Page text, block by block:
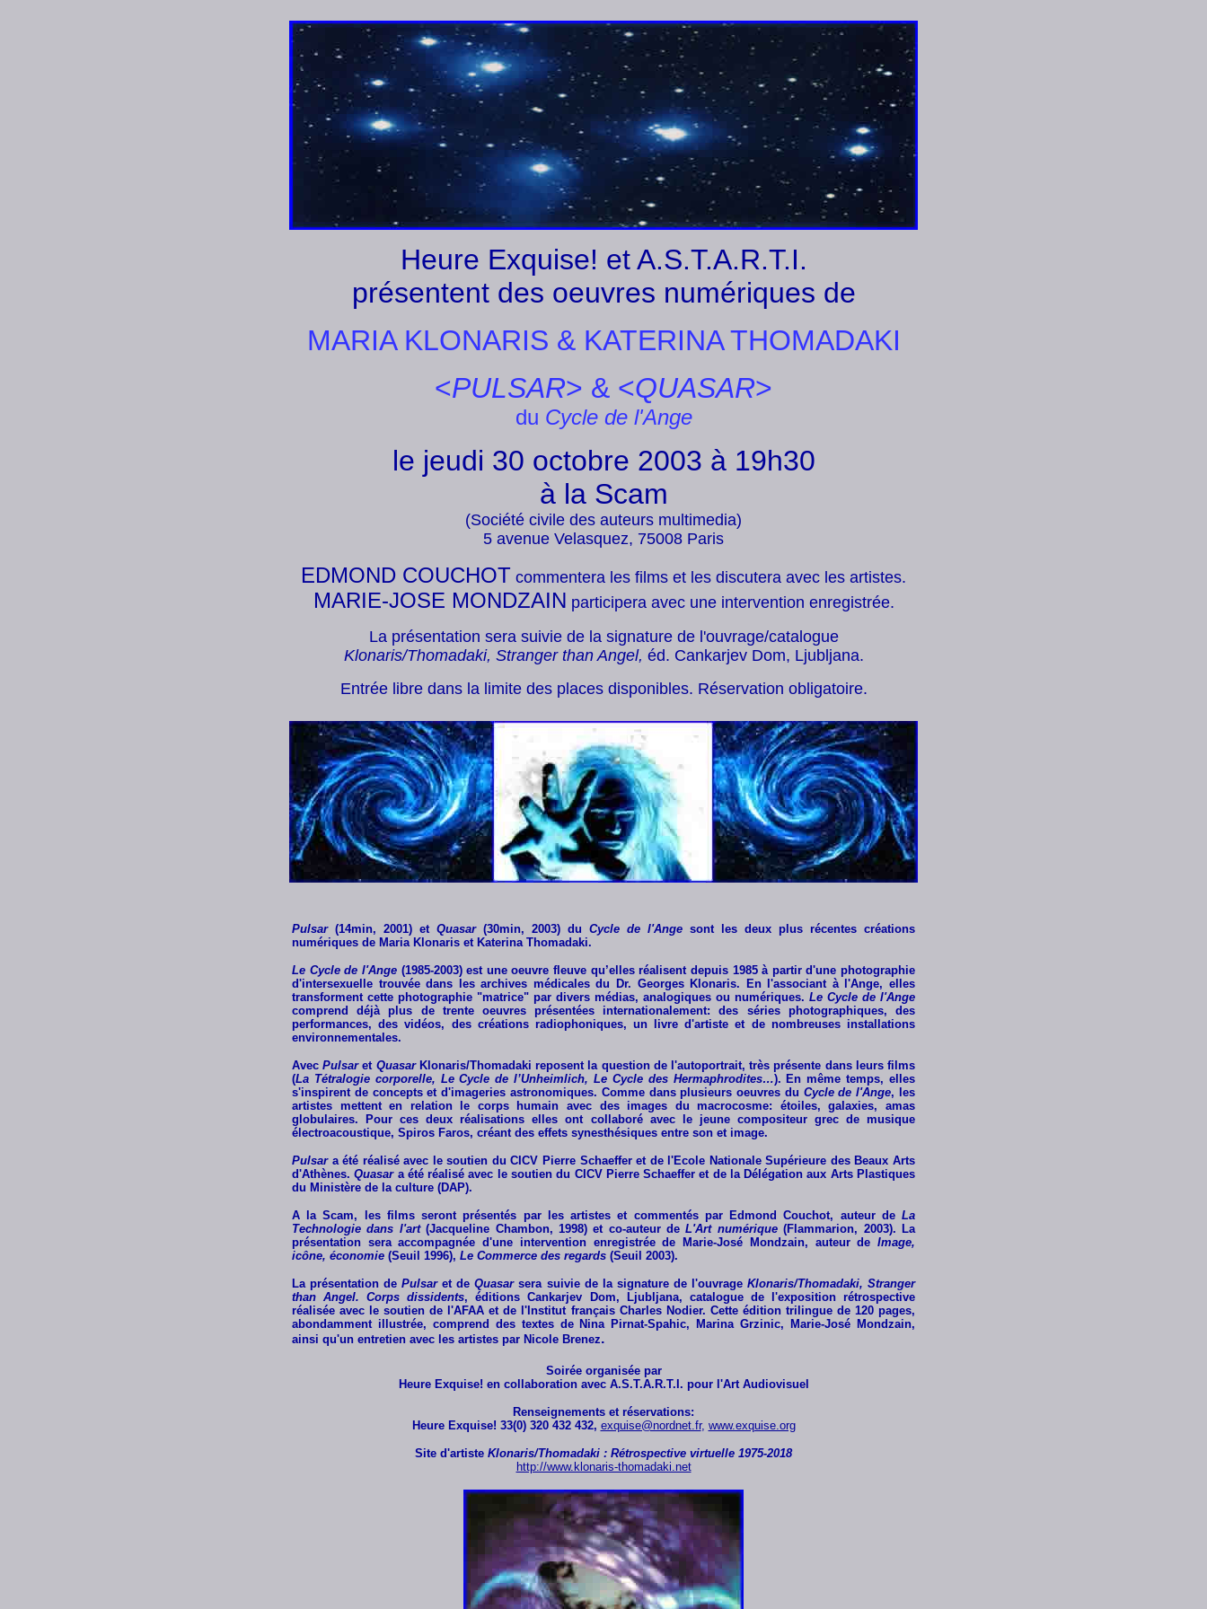
Heure Exquise! et A.S.T.A.R.T.I.
présentent des oeuvres numériques de
MARIA KLONARIS & KATERINA THOMADAKI
<PULSAR> & <QUASAR>
du Cycle de l'Ange
le jeudi 30 octobre 2003 à 19h30
à la Scam
(Société civile des auteurs multimedia)
5 avenue Velasquez, 75008 Paris
EDMOND COUCHOT commentera les films et les discutera avec les artistes.
MARIE-JOSE MONDZAIN participera avec une intervention enregistrée.
La présentation sera suivie de la signature de l'ouvrage/catalogue
Klonaris/Thomadaki, Stranger than Angel, éd. Cankarjev Dom, Ljubljana.
Entrée libre dans la limite des places disponibles. Réservation obligatoire.
Pulsar(14min, 2001) et Quasar(30min, 2003) du Cycle de l'Ange sont les deux plus récentes créations
numériques de Maria Klonaris et Katerina Thomadaki.
Le Cycle de l'Ange(1985-2003) est une oeuvre fleuve qu’elles réalisent depuis 1985 à partir d'une photographie
d'intersexuelle trouvée dans les archives médicales du Dr. Georges Klonaris. En l'associant à l'Ange, elles
transforment cette photographie "matrice" par divers médias, analogiques ou numériques. Le Cycle de l'Ange
comprend déjà plus de trente oeuvres présentées internationalement: des séries photographiques, des
performances, des vidéos, des créations radiophoniques, un livre d'artiste et de nombreuses installations
environnementales.
AvecPulsaret QuasarKlonaris/Thomadaki reposent la question de l'autoportrait, très présente dans leurs films
(La Tétralogie corporelle, Le Cycle de l’Unheimlich, Le Cycle des Hermaphrodites…). En même temps, elles
s'inspirent de concepts et d'imageries astronomiques. Comme dans plusieurs oeuvres du Cycle de l'Ange, les
artistes mettent en relation le corps humain avec des images du macrocosme: étoiles, galaxies, amas
globulaires. Pour ces deux réalisations elles ont collaboré avec le jeune compositeur grec de musique
électroacoustique, Spiros Faros, créant des effets synesthésiques entre son et image.
Pulsara été réalisé avec le soutien du CICV Pierre Schaeffer et de l'Ecole Nationale Supérieure des Beaux Arts
d'Athènes.Quasara été réalisé avec le soutien du CICV Pierre Schaeffer et de la Délégation aux Arts Plastiques
du Ministère de la culture (DAP).
A la Scam, les films seront présentés par les artistes et commentés par Edmond Couchot, auteur de La
Technologie dans l'art(Jacqueline Chambon, 1998) et co-auteur deL'Art numérique(Flammarion, 2003). La
présentation sera accompagnée d'une intervention enregistrée de Marie-José Mondzain, auteur de Image,
icône, économie (Seuil 1996), Le Commerce des regards (Seuil 2003).
La présentation dePulsaret deQuasarsera suivie de la signature de l'ouvrage Klonaris/Thomadaki, Stranger
than Angel. Corps dissidents, éditions Cankarjev Dom, Ljubljana, catalogue de l'exposition rétrospective
réalisée avec le soutien de l'AFAA et de l'Institut français Charles Nodier. Cette édition trilingue de 120 pages,
abondamment illustrée, comprend des textes de Nina Pirnat-Spahic, Marina Grzinic, Marie-José Mondzain,
ainsi qu'un entretien avec les artistes par Nicole Brenez.
Soirée organisée par
Heure Exquise! en collaboration avec A.S.T.A.R.T.I. pour l'Art Audiovisuel
Renseignements et réservations:
Heure Exquise! 33(0) 320 432 432, exquise@nordnet.fr, www.exquise.org
Site d'artiste Klonaris/Thomadaki : Rétrospective virtuelle 1975-2018
http://www.klonaris-thomadaki.net